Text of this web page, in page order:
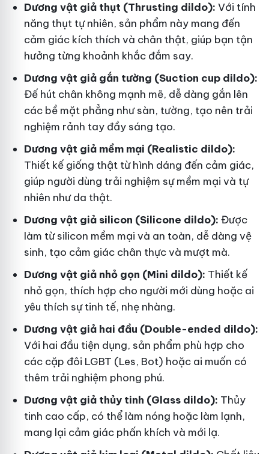
Dương vật giả thụt (Thrusting dildo): Với tính
năng thụt tự nhiên, sản phẩm này mang đến
cảm giác kích thích và chân thật, giúp bạn tận
hưởng từng khoảnh khắc đắm say.
Dương vật giả gắn tường (Suction cup dildo):
Đế hút chân không mạnh mẽ, dễ dàng gắn lên
các bề mặt phẳng như sàn, tường, tạo nên trải
nghiệm rảnh tay đầy sáng tạo.
Dương vật giả mềm mại (Realistic dildo):
Thiết kế giống thật từ hình dáng đến cảm giác,
giúp người dùng trải nghiệm sự mềm mại và tự
nhiên như da thật.
Dương vật giả silicon (Silicone dildo): Được
làm từ silicon mềm mại và an toàn, dễ dàng vệ
sinh, tạo cảm giác chân thực và mượt mà.
Dương vật giả nhỏ gọn (Mini dildo): Thiết kế
nhỏ gọn, thích hợp cho người mới dùng hoặc ai
yêu thích sự tinh tế, nhẹ nhàng.
Dương vật giả hai đầu (Double-ended dildo):
Với hai đầu tiện dụng, sản phẩm phù hợp cho
các cặp đôi LGBT (Les, Bot) hoặc ai muốn có
thêm trải nghiệm phong phú.
Dương vật giả thủy tinh (Glass dildo): Thủy
tinh cao cấp, có thể làm nóng hoặc làm lạnh,
mang lại cảm giác phấn khích và mới lạ.